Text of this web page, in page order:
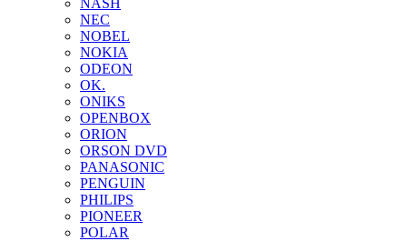
NASH
NEC
NOBEL
NOKIA
ODEON
OK.
ONIKS
OPENBOX
ORION
ORSON DVD
PANASONIC
PENGUIN
PHILIPS
PIONEER
POLAR